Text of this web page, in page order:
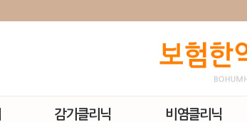
감기클리닉 비염클리닉